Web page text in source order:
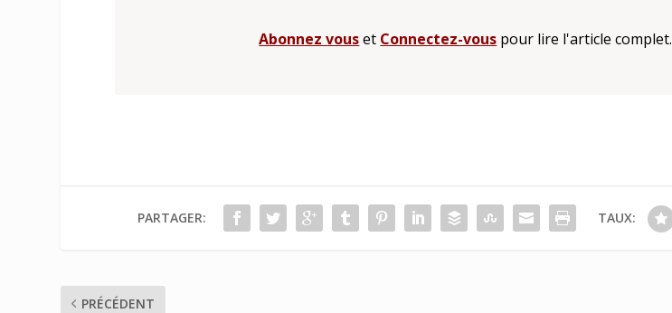
Abonnez vouset Connectez-vous pour lire l'article complet.
PARTAGER: TAUX:
PRÉCÉDENT